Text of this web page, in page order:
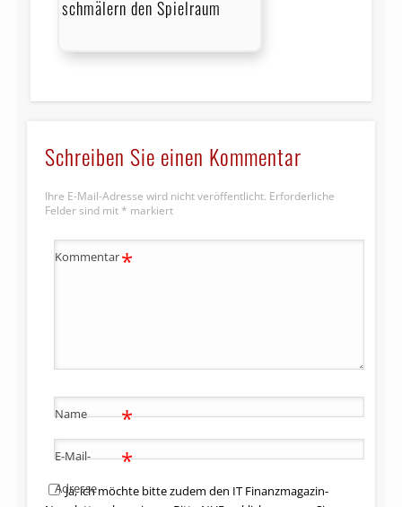
schmälern den Spielraum
Schreiben Sie einen Kommentar
Ihre E-Mail-Adresse wird nicht veröffentlicht. Erforderliche
Felder sind mit * markiert
Kommentar*
Name *
E-Mail-
Adresse
*
Ja, ich möchte bitte zudem den IT Finanzmagazin-